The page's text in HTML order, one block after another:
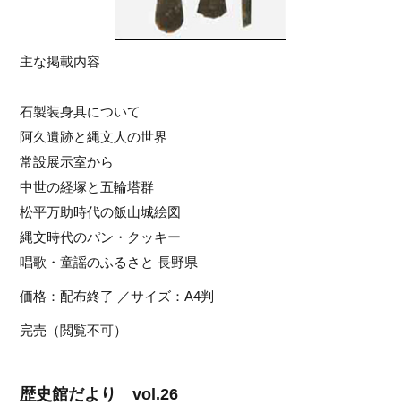
主な掲載内容
石製装身具について
阿久遺跡と縄文人の世界
常設展示室から
中世の経塚と五輪塔群
松平万助時代の飯山城絵図
縄文時代のパン・クッキー
唱歌・童謡のふるさと 長野県
価格：配布終了 ／サイズ：A4判
完売（閲覧不可）
歴史館だより vol.26